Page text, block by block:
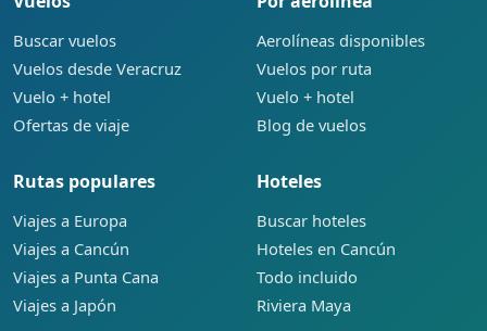
Buscar vuelos
Vuelos desde Veracruz
Vuelo + hotel
Ofertas de viaje
Aerolíneas disponibles
Vuelos por ruta
Vuelo + hotel
Blog de vuelos
Rutas populares
Viajes a Europa
Viajes a Cancún
Viajes a Punta Cana
Viajes a Japón
Hoteles
Buscar hoteles
Hoteles en Cancún
Todo incluido
Riviera Maya